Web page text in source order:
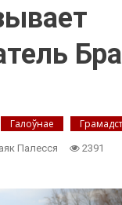
Галоўнае
Палесся 2391